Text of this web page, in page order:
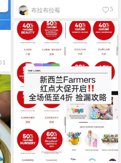
拥有！布拉布拉莓 5
1